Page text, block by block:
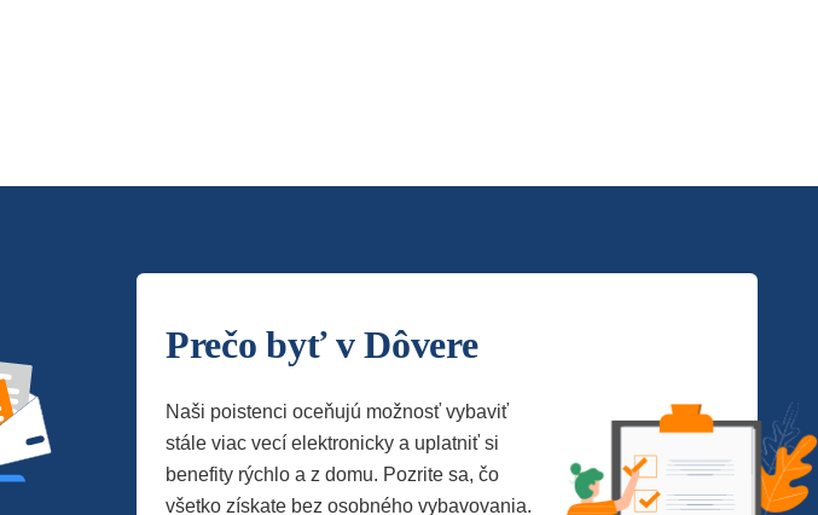
Prečo byť v Dôvere
Naši poistenci oceňujú možnosť vybaviť
stále viac vecí elektronicky a uplatniť si
benefity rýchlo a z domu. Pozrite sa, čo
všetko získate bez osobného vybavovania.